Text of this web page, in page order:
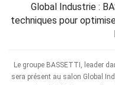
Global Industrie :
techniques pour
Le groupe BASSETTI, leader
sera présent au salon Global